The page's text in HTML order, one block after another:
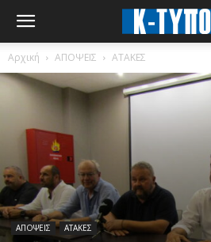
Αρχική ΑΠΟΨΕΙΣ ΑΤΑΚΕΣ
ΑΠΟΨΕΙΣ ΑΤΑΚΕΣ